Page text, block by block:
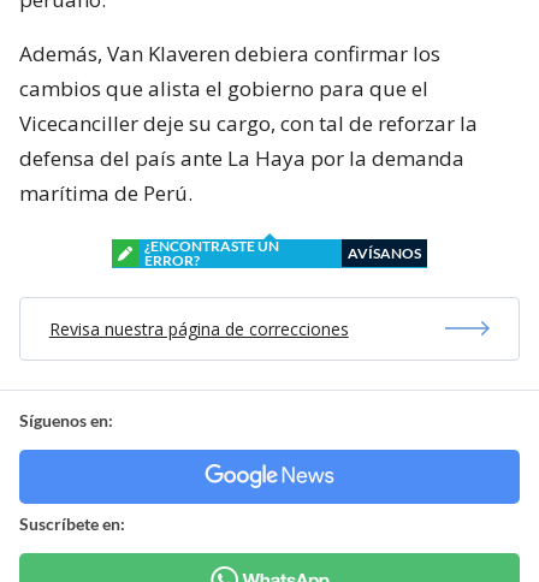
Además, Van Klaveren debiera confirmar los
cambios que alista el gobierno para que el
Vicecanciller deje su cargo, con tal de reforzar la
defensa del país ante La Haya por la demanda
marítima de Perú.
¿ENCONTRASTE UN
ERROR?
AVÍSANOS
Revisa nuestra página de correcciones
Síguenos en:
Suscríbete en: